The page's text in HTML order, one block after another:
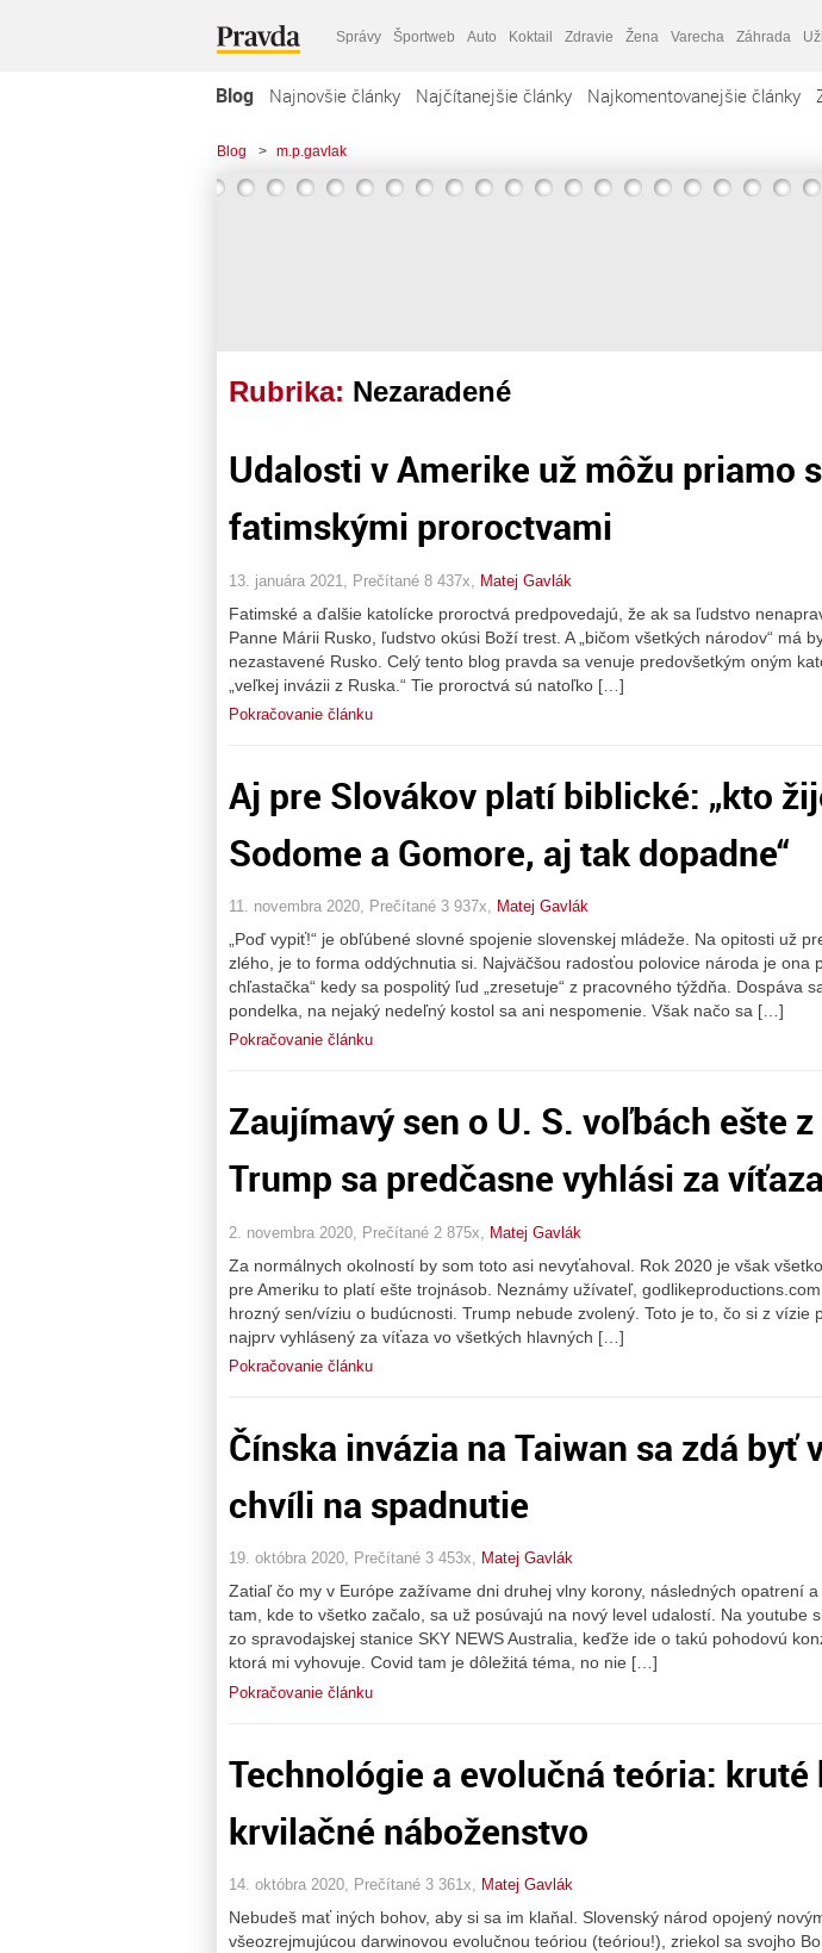
Správy Športweb Auto Koktail Zdravie Žena Varecha Záhrada
Blog Najnovšie články Najčítanejšie články Najkomentovanejšie články
Blog > m.p.gavlak
Rubrika: Nezaradené
Udalosti v Amerike už môžu priamo
fatimskými proroctvami
13. januára 2021, Prečítané 8 437x, Matej Gavlák
Fatimské a ďalšie katolícke proroctvá predpovedajú, že ak sa ľudstvo
Panne Márii Rusko, ľudstvo okúsi Boží trest. A „bičom všetkých národov“ má
nezastavené Rusko. Celý tento blog pravda sa venuje predovšetkým oným
„veľkej invázii z Ruska.“ Tie proroctvá sú natoľko […]
Pokračovanie článku
Aj pre Slovákov platí biblické: „kto
Sodome a Gomore, aj tak dopadne“
11. novembra 2020, Prečítané 3 937x, Matej Gavlák
„Poď vypiť!“ je obľúbené slovné spojenie slovenskej mládeže. Na opitosti už
zlého, je to forma oddýchnutia si. Najväčšou radosťou polovice národa je ona
chľastačka“ kedy sa pospolitý ľud „zresetuje“ z pracovného týždňa. Dospáva
pondelka, na nejaký nedeľný kostol sa ani nespomenie. Však načo sa […]
Pokračovanie článku
Zaujímavý sen o U. S. voľbách ešte
Trump sa predčasne vyhlási za víťaza
2. novembra 2020, Prečítané 2 875x, Matej Gavlák
Za normálnych okolností by som toto asi nevyťahoval. Rok 2020 je však
pre Ameriku to platí ešte trojnásob. Neznámy užívateľ,
hrozný sen/víziu o budúcnosti. Trump nebude zvolený. Toto je to, čo si z
najprv vyhlásený za víťaza vo všetkých hlavných […]
Pokračovanie článku
Čínska invázia na Taiwan sa zdá byť
chvíli na spadnutie
19. októbra 2020, Prečítané 3 453x, Matej Gavlák
Zatiaľ čo my v Európe zažívame dni druhej vlny korony, následných opatrení
tam, kde to všetko začalo, sa už posúvajú na nový level udalostí. Na youtube
zo spravodajskej stanice SKY NEWS Australia, keďže ide o takú pohodovú
ktorá mi vyhovuje. Covid tam je dôležitá téma, no nie […]
Pokračovanie článku
Technológie a evolučná teória: kruté
krvilačné náboženstvo
14. októbra 2020, Prečítané 3 361x, Matej Gavlák
Nebudeš mať iných bohov, aby si sa im klaňal. Slovenský národ opojený
všeozrejmujúcou darwinovou evolučnou teóriou (teóriou!), zriekol sa svojho